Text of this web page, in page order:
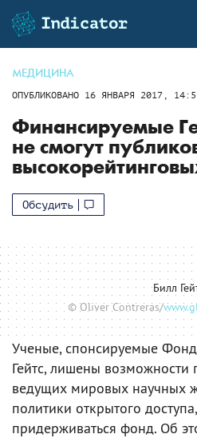
МЕДИЦИНА
ОПУБЛИКОВАНО 16 ЯНВАРЯ 2017,
Финансируемые
не смогут
Обсудить
Билл
© Oliver Contreras/
Ученые, спонсируемые
Гейтс, лишены возможности
ведущих мировых научных
политики открытого
придерживаться фонд. Об